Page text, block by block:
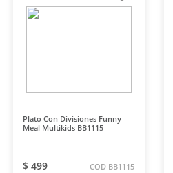
Plato Con Divisiones Funny
Meal Multikids BB1115
$ 499 COD BB1115